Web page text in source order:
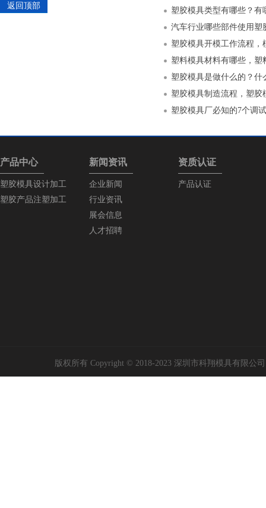
塑胶模具类型有哪些？有
汽车行业哪些部件使用塑
塑胶模具开模工作流程，
塑料模具材料有哪些，塑
塑胶模具是做什么的？什
塑胶模具制造流程，塑胶
塑胶模具厂必知的7个调
产品中心
塑胶模具设计加工
塑胶产品注塑加工
新闻资讯
企业新闻
行业资讯
展会信息
人才招聘
资质认证
产品认证
版权所有 Copyright © 2018-2023 深圳市科翔模具有限公
返回顶部